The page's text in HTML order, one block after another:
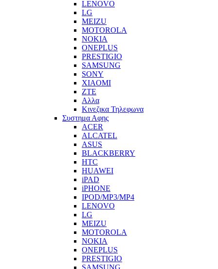
LENOVO
LG
MEIZU
MOTOROLA
NOKIA
ONEPLUS
PRESTIGIO
SAMSUNG
SONY
XIAOMI
ZTE
Αλλα
Κινεζικα Τηλεφωνα
Συστημα Αφης
ACER
ALCATEL
ASUS
BLACKBERRY
HTC
HUAWEI
iPAD
iPHONE
IPOD/MP3/MP4
LENOVO
LG
MEIZU
MOTOROLA
NOKIA
ONEPLUS
PRESTIGIO
SAMSUNG